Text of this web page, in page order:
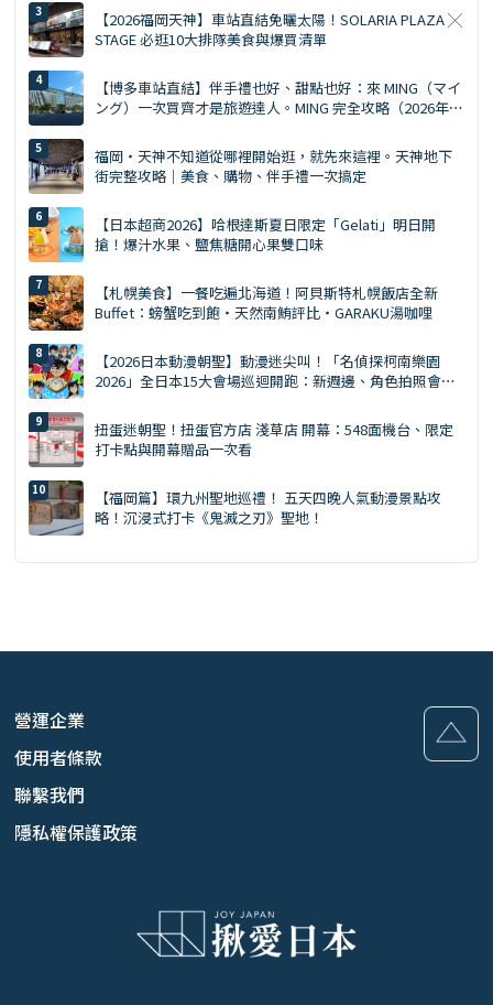
【2026福岡天神】車站直結免曬太陽！SOLARIA PLAZA ╳
STAGE 必逛10大排隊美食與爆買清單
【博多車站直結】伴手禮也好、甜點也好：來 MING（マイ
ング）一次買齊才是旅遊達人。MING 完全攻略（2026年
福岡・天神不知道從哪裡開始逛，就先來這裡。天神地下
街完整攻略｜美食、購物、伴手禮一次搞定
【日本超商2026】哈根達斯夏日限定「Gelati」明日開
搶！爆汁水果、鹽焦糖開心果雙口味
【札幌美食】一餐吃遍北海道！阿貝斯特札幌飯店全新
Buffet：螃蟹吃到飽・天然南鮪評比・GARAKU湯咖哩
【2026日本動漫朝聖】動漫迷尖叫！「名偵探柯南樂園
2026」全日本15大會場巡迴開跑：新週邊、角色拍照會、
扭蛋迷朝聖！扭蛋官方店 淺草店 開幕：548面機台、限定
打卡點與開幕贈品一次看
【福岡篇】環九州聖地巡禮！ 五天四晚人氣動漫景點攻
略！沉浸式打卡《鬼滅之刃》聖地！
營運企業
使用者條款
聯繫我們
隱私權保護政策